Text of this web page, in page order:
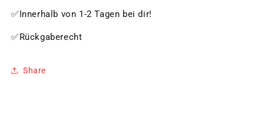
✅Innerhalb von 1-2 Tagen bei dir!
✅Rückgaberecht
Share